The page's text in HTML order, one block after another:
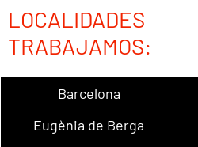
TRABAJAMOS:
Barcelona
Eugènia de Berga